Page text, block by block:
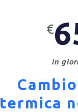
€
in
termica